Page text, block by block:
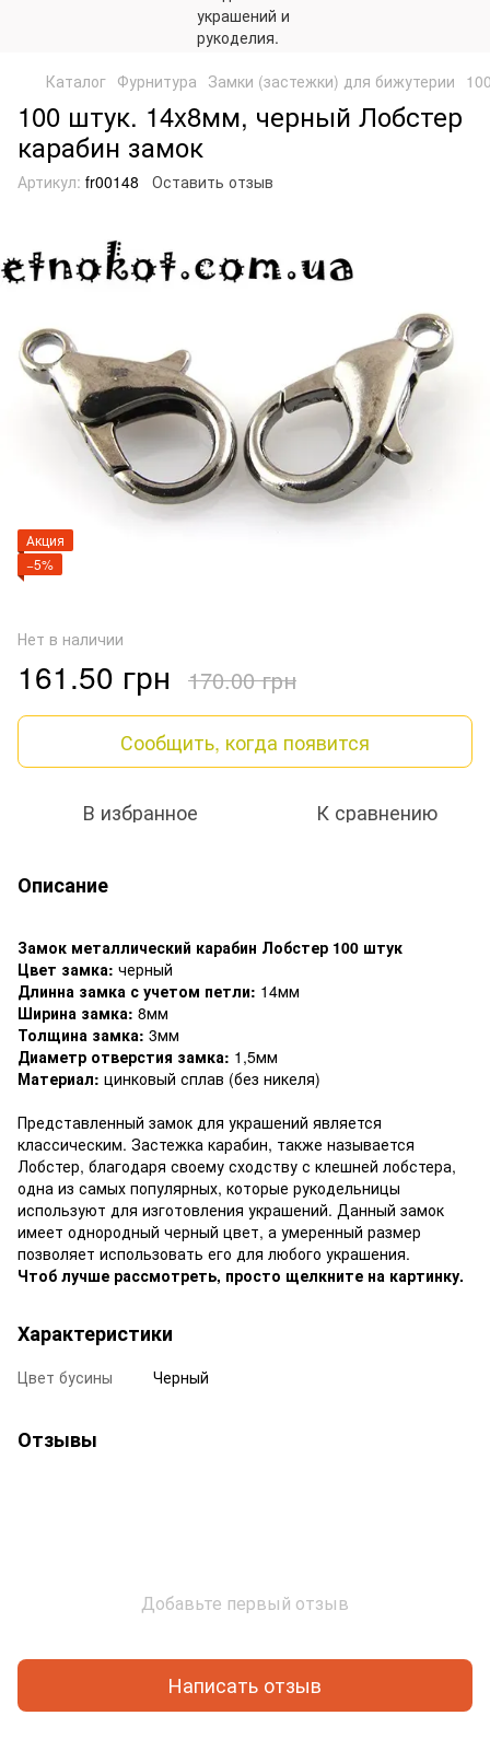
Каталог Фурнитура Замки (застежки) для бижутерии
100 штук. 14x8мм, черный Лобстер
карабин замок
Артикул: fr00148 Оставить отзыв
Акция
−5%
Нет в наличии
161.50 грн 170.00 грн
Сообщить, когда появится
В избранное К сравнению
Описание
Замок металлический карабин Лобстер 100 штук
Цвет замка: черный
Длинна замка с учетом петли: 14мм
Ширина замка: 8мм
Толщина замка: 3мм
Диаметр отверстия замка: 1,5мм
Материал: цинковый сплав (без никеля)
Представленный замок для украшений является
классическим. Застежка карабин, также называется
Лобстер, благодаря своему сходству с клешней лобстера,
одна из самых популярных, которые рукодельницы
используют для изготовления украшений. Данный замок
имеет однородный черный цвет, а умеренный размер
позволяет использовать его для любого украшения.
Чтоб лучше рассмотреть, просто щелкните на картинку.
Характеристики
Цвет бусины Черный
Отзывы
Добавьте первый отзыв
Написать отзыв